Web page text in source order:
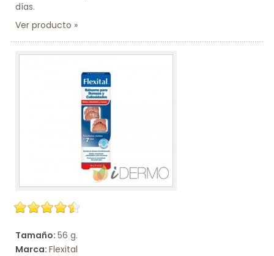
días.
Ver producto
Tamaño: 56 g.
Marca: Flexital